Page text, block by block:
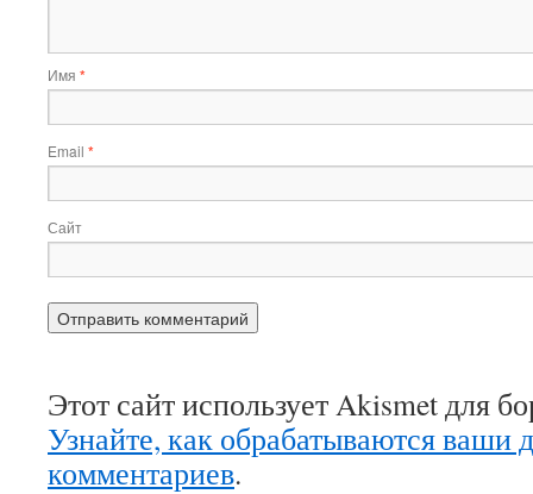
Имя *
Email *
Сайт
Этот сайт использует Akismet для
Узнайте, как обрабатываются ваши
комментариев.